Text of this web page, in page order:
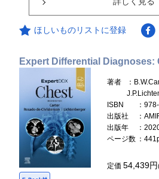
ほしいものリストに登録
Expert Differential Diagnoses:
著者
：
ISBN
：
出版社
：
出版年
：
ページ数 ：
定価54,439円